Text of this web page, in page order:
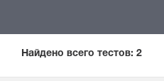
Найдено всего тестов: 2